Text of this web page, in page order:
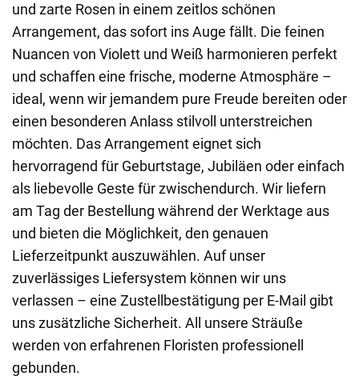
und zarte Rosen in einem zeitlos schönen
Arrangement, das sofort ins Auge fällt. Die feinen
Nuancen von Violett und Weiß harmonieren perfekt
und schaffen eine frische, moderne Atmosphäre –
ideal, wenn wir jemandem pure Freude bereiten oder
einen besonderen Anlass stilvoll unterstreichen
möchten. Das Arrangement eignet sich
hervorragend für Geburtstage, Jubiläen oder einfach
als liebevolle Geste für zwischendurch. Wir liefern
am Tag der Bestellung während der Werktage aus
und bieten die Möglichkeit, den genauen
Lieferzeitpunkt auszuwählen. Auf unser
zuverlässiges Liefersystem können wir uns
verlassen – eine Zustellbestätigung per E-Mail gibt
uns zusätzliche Sicherheit. All unsere Sträuße
werden von erfahrenen Floristen professionell
gebunden.